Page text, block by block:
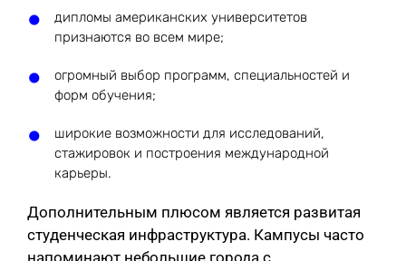
дипломы американских университетов
признаются во всем мире;
огромный выбор программ, специальностей и
форм обучения;
широкие возможности для исследований,
стажировок и построения международной
карьеры.
Дополнительным плюсом является развитая
студенческая инфраструктура. Кампусы часто
напоминают небольшие города с